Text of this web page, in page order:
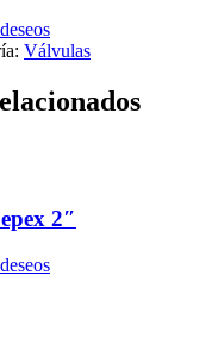
Válvulas
2″